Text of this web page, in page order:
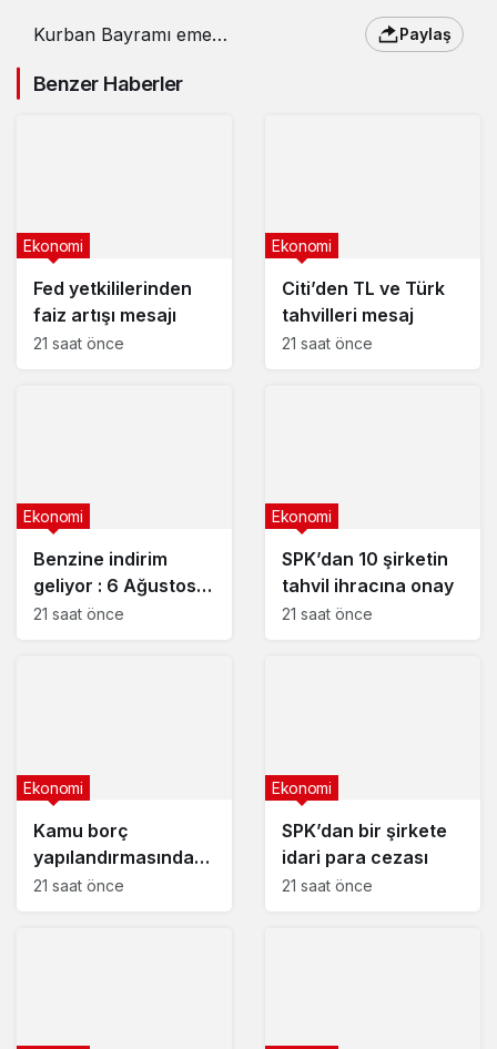
Kurban Bayramı emekli
yatacak?
Paylaş
Benzer Haberler
Fed yetkililerinden
faiz artışı mesajı
Ekonomi
21 saat önce
Citi’den TL ve Türk
tahvilleri mesaj
Ekonomi
21 saat önce
Benzine indirim
geliyor : 6 Ağustos
2026 güncel
Ekonomi
21 saat önce
SPK’dan 10 şirketin
tahvil ihracına onay
Ekonomi
21 saat önce
Kamu borç
yapılandırmasında
son başvuru tarihi
Ekonomi
21 saat önce
SPK’dan bir şirkete
idari para cezası
Ekonomi
21 saat önce